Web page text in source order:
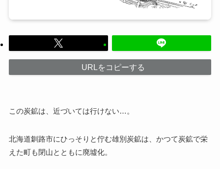
URLをコピーする
この炭鉱は、近づいては行けない…。
北海道釧路市にひっそりと佇む雄別炭鉱は、かつて炭鉱で栄
えた町も閉山とともに廃墟化。